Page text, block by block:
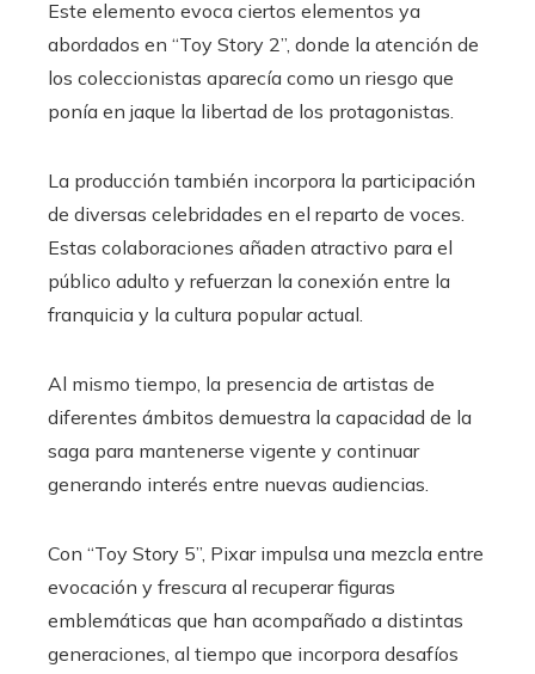
Este elemento evoca ciertos elementos ya
abordados en “Toy Story 2”, donde la atención de
los coleccionistas aparecía como un riesgo que
ponía en jaque la libertad de los protagonistas.
La producción también incorpora la participación
de diversas celebridades en el reparto de voces.
Estas colaboraciones añaden atractivo para el
público adulto y refuerzan la conexión entre la
franquicia y la cultura popular actual.
Al mismo tiempo, la presencia de artistas de
diferentes ámbitos demuestra la capacidad de la
saga para mantenerse vigente y continuar
generando interés entre nuevas audiencias.
Con “Toy Story 5”, Pixar impulsa una mezcla entre
evocación y frescura al recuperar figuras
emblemáticas que han acompañado a distintas
generaciones, al tiempo que incorpora desafíos